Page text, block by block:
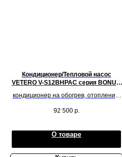
Кондиционер/Тепловой насос
VETERO V-S12BHPAC серия BONUM
кондиционер на обогрев, отопление,
площадь до 35 м.кв.
92 500 р.
О товаре